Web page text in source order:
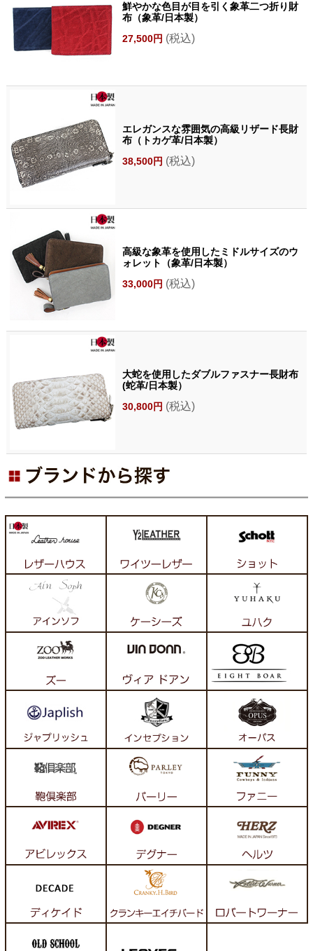
鮮やかな色目が目を引く象革二つ折り財
布（象革/日本製）
27,500円 (税込)
エレガンスな雰囲気の高級リザード長財
布（トカゲ革/日本製）
38,500円 (税込)
高級な象革を使用したミドルサイズのウ
ォレット（象革/日本製）
33,000円 (税込)
大蛇を使用したダブルファスナー長財布
(蛇革/日本製）
30,800円 (税込)